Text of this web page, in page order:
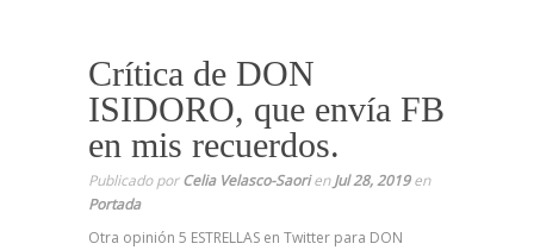
Crítica de DON
ISIDORO, que envía FB
en mis recuerdos.
Publicado porCelia Velasco-SaorienJul 28, 2019en
Portada
Otra opinión 5 ESTRELLAS en Twitter para DON